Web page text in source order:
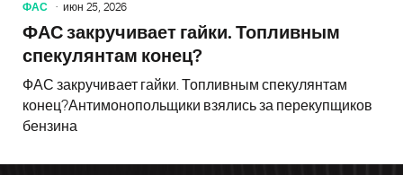
ФАС июн 25, 2026
ФАС закручивает гайки. Топливным
спекулянтам конец?
ФАС закручивает гайки. Топливным спекулянтам
конец?Антимонопольщики взялись за перекупщиков
бензина